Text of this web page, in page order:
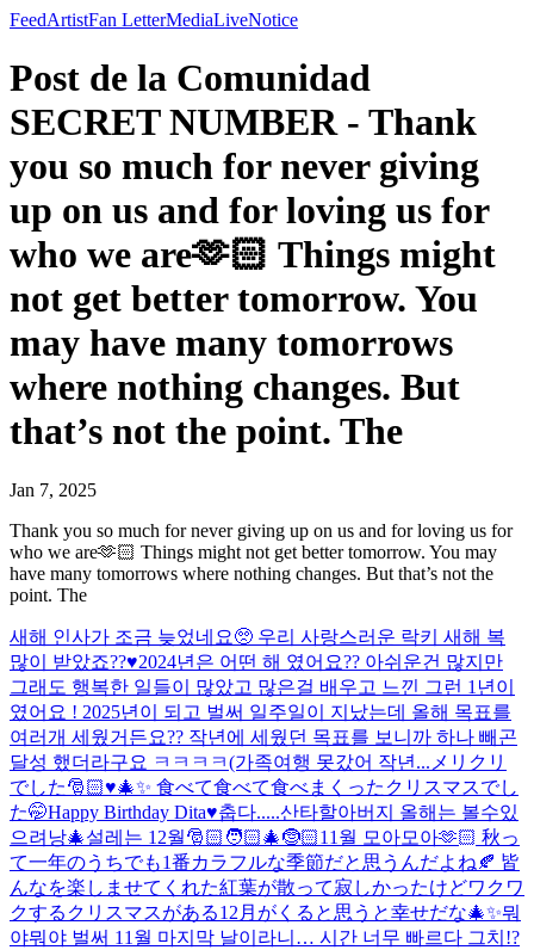
FeedArtistFan LetterMediaLiveNotice
Post de la Comunidad
SECRET NUMBER - Thank
you so much for never giving
up on us and for loving us for
who we are🫶🏻 Things might
not get better tomorrow. You
may have many tomorrows
where nothing changes. But
that’s not the point. The
Jan 7, 2025
Thank you so much for never giving up on us and for loving us for
who we are🫶🏻 Things might not get better tomorrow. You may
have many tomorrows where nothing changes. But that’s not the
point. The
새해 인사가 조금 늦었네요🥺 우리 사랑스러운 락키 새해 복
많이 받았죠??♥️2024년은 어떤 해 였어요?? 아쉬운건 많지만
그래도 행복한 일들이 많았고 많은걸 배우고 느낀 그런 1년이
였어요 ! 2025년이 되고 벌써 일주일이 지났는데 올해 목표를
여러개 세웠거든요?? 작년에 세웠던 목표를 보니까 하나 빼곤
달성 했더라구요 ㅋㅋㅋㅋ(가족여행 못갔어 작년... メリクリ
でした🎅🏻♥️🎄✨ 食べて食べて食べまくったクリスマスでし
た🤭Happy Birthday Dita♥️춥다.....산타할아버지 올해는 볼수있
으려낭🎄설레는 12월🎅🏻🧑🏻‍🎄🤶🏻11월 모아모아🫶🏻 秋っ
て一年のうちでも1番カラフルな季節だと思うんだよね🍂 皆
んなを楽しませてくれた紅葉が散って寂しかったけどワクワ
クするクリスマスがある12月がくると思うと幸せだな🎄✨뭐
야뭐야 벌써 11월 마지막 날이라니… 시간 너무 빠르다 그치!?